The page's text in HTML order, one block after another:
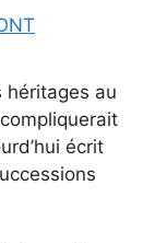
héritages au
écrit